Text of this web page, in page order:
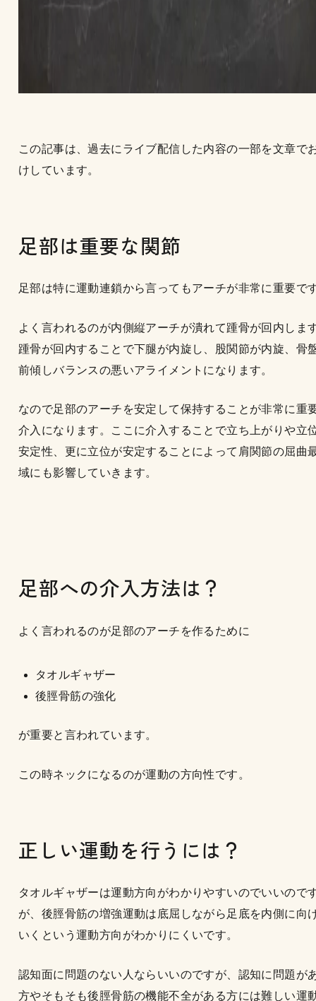
この記事は、過去にライブ配信した内容の一部を文章で
けしています。
足部は重要な関節
足部は特に運動連鎖から言ってもアーチが非常に重要で
よく言われるのが内側縦アーチが潰れて踵骨が回内しま
踵骨が回内することで下腿が内旋し、股関節が内旋、骨
前傾しバランスの悪いアライメントになります。
なので足部のアーチを安定して保持することが非常に重
介入になります。ここに介入することで立ち上がりや立
安定性、更に立位が安定することによって肩関節の屈曲
域にも影響していきます。
足部への介入方法は？
よく言われるのが足部のアーチを作るために
タオルギャザー
後脛骨筋の強化
が重要と言われています。
この時ネックになるのが運動の方向性です。
正しい運動を行うには？
タオルギャザーは運動方向がわかりやすいのでいいので
が、後脛骨筋の増強運動は底屈しながら足底を内側に向
いくという運動方向がわかりにくいです。
認知面に問題のない人ならいいのですが、認知に問題が
方やそもそも後脛骨筋の機能不全がある方には難しい運